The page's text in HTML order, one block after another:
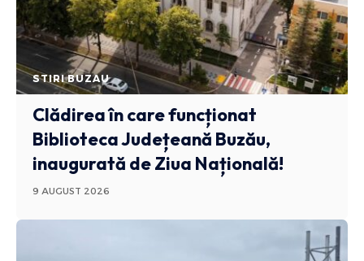
STIRI BUZAU
Clădirea în care funcționat
Biblioteca Județeană Buzău,
inaugurată de Ziua Națională!
9 AUGUST 2026